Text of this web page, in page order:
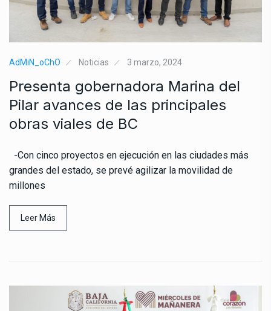
AdMiN_oChO Noticias 3 marzo, 2024
Presenta gobernadora Marina del
Pilar avances de las principales
obras viales de BC
-Con cinco proyectos en ejecución en las ciudades más
grandes del estado, se prevé agilizar la movilidad de
millones
Leer Más